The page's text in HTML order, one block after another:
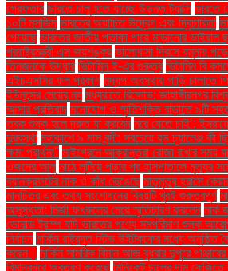
গ্রেফতার ভারতে চালু হতে যাচ্ছে উড়ন্ত ট্যাক্সি ভারতে
১০টি মসজিদ ভারতের অযাচিত উদ্বেগ এবং দ্বিচারিতা
পেয়েছে ভারতের জাতীয় পতাকা পায়ে মাড়ানোর ভাইরাল
পররাষ্ট্রমন্ত্রী এস জয়শঙ্কর ভালোবাসা দিবসে যমুনায় পড়ে
তিনজনকে উদ্ধার ভিটামিন ই-এর গুরুত্ব ভিটামিন বি
এইচএসসির ফল প্রকাশ মদ্যপ অবস্থায় গাড়ি চালাতে
ইউনূসের মেয়ের নয় মধ্যরাতে বিক্ষোভ: জাহাঙ্গীরনগর
আসার প্রতিবাদ মনোযোগ ও স্মৃতিশক্তি বাড়াতে ৯টি
ত্বক শুষ্ক হলে দ্রুত যা করবেন মরে যেতে চাই’:
দুরবস্থা মহাকাশে ৯ মাস বন্দী: সবচেয়ে বড় চ্যালেঞ্জ কী
ক্ষমা প্রার্থনা" মাইগ্রেনে আক্রান্তরা রোজা রাখার সময়
ওজনের আলু মাঠে লুটিয়ে পড়ার পর হাসপাতালে মৃত্যুর
ব্যানক্রফটের নাক ও কাঁধ ভেঙেছে মাতৃমৃত্যু হ্রাসে
মানচিত্র এবং তথ্য সংশোধনের বিষয়টি খুবই গুরুত্বপূর্ণ
অসুস্থতা: মির্জা ফখরুলের মেয়ে স্মৃতিচারণ করলেন মার্ক
ডোনাল্ড ট্রাম্প যদি ভারতের পণ্যে সমপরিমাণ শুল্ক
নির্বাচন মার্কিন রাষ্ট্রদূত স্টিভ উইটকফের মধ্যে অনুষ্ঠিত
করেন। মার্কিন সামরিক বিমান আজ বুধবার দুপুরে
বিমানবন্দরে অবতরণ করেছে মিনিকেট চালের দাম কেজিতে